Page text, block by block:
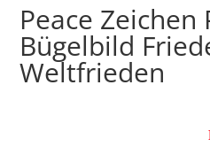
Peace
Bügelbild
Weltfrieden